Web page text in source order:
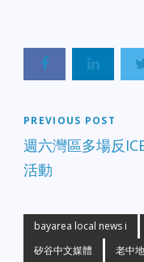
PREVIOUS POST
週六灣區多場反
活動
bayarea local news i
矽谷中文媒體
老中